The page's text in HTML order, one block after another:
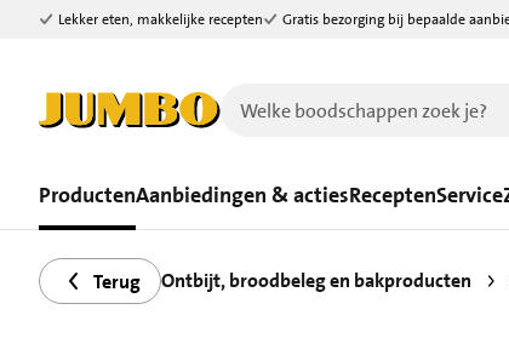
Ga naar zoeken
Ga naar hoofdinhoud
Lekker eten, makkelijke recepten Gratis bezorging bij bepaalde
ProductenAanbiedingen & actiesReceptenService
Terug Ontbijt, broodbeleg en bakproducten